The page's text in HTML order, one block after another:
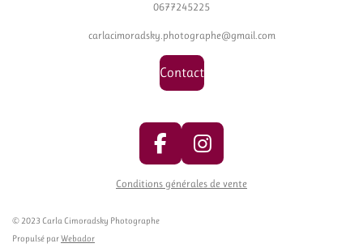
0677245225
carlacimoradsky.photographe@gmail.com
Contact
F
c
I
s
Conditions générales de vente
© 2023 Carla Cimoradsky Photographe
Propulsé parWebador